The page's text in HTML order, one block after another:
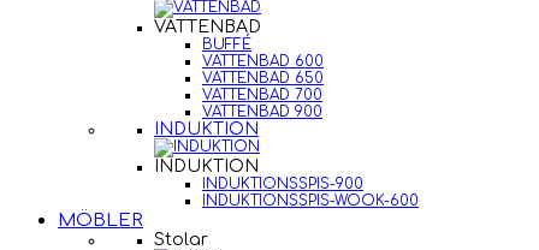
VATTENBAD
BUFFÉ
VATTENBAD 600
VATTENBAD 650
VATTENBAD 700
VATTENBAD 900
INDUKTION
INDUKTION
INDUKTIONSSPIS-900
INDUKTIONSSPIS-WOOK-600
MÖBLER
Stolar